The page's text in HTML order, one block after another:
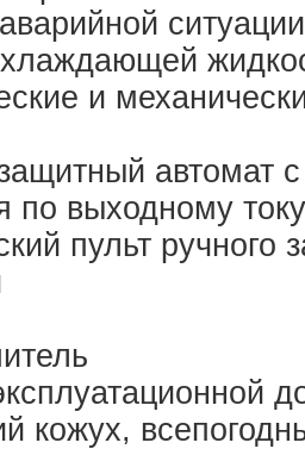
и
автомат
по выходному
пульт ручного
кожух,